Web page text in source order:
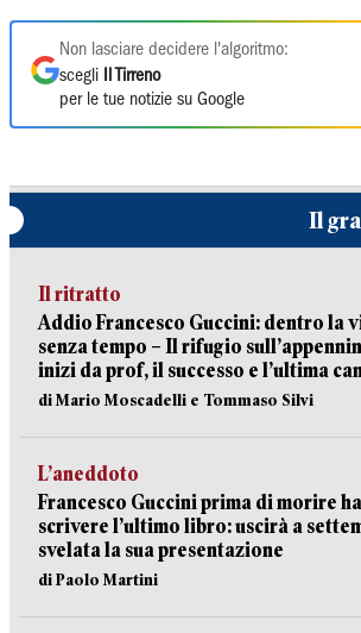
Non lasciare decidere l'algoritmo:
scegli
Il Tirreno
per le tue notizie su Google
Il
Il ritratto
Addio Francesco Guccini: dentro la
senza tempo – Il rifugio
inizi da prof, il successo e l’ultima
di Mario Moscadelli e Tommaso Silvi
L’aneddoto
Francesco Guccini prima di morire
scrivere l’ultimo libro: uscirà a
svelata la sua presentazione
di Paolo Martini